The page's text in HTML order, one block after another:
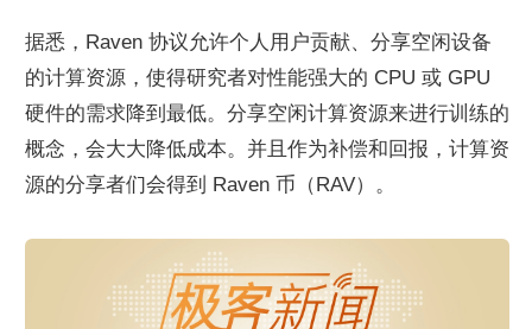
据悉，Raven 协议允许个人用户贡献、分享空闲设备
的计算资源，使得研究者对性能强大的 CPU 或 GPU
硬件的需求降到最低。分享空闲计算资源来进行训练的
概念，会大大降低成本。并且作为补偿和回报，计算资
源的分享者们会得到 Raven 币（RAV）。